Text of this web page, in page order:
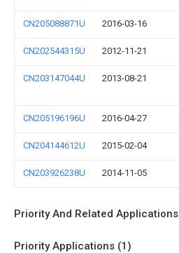
CN205088871U 2016-03-16
CN202544315U 2012-11-21
CN203147044U 2013-08-21
CN205196196U 2016-04-27
CN204144612U 2015-02-04
CN203926238U 2014-11-05
Priority And Related Applications
Priority Applications (1)